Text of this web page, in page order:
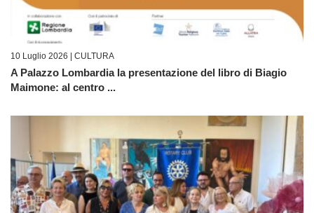
10 Luglio 2026 | CULTURA
A Palazzo Lombardia la presentazione del libro di Biagio
Maimone: al centro ...